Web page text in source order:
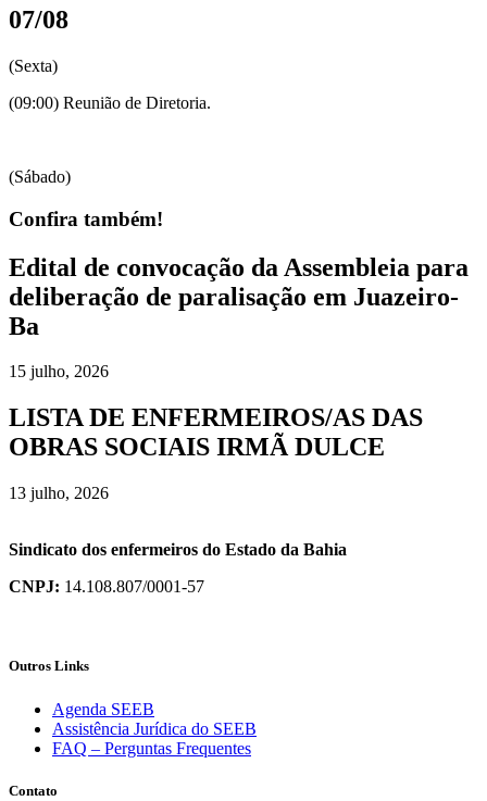
07/08
(Sexta)
(09:00) Reunião de Diretoria.
(Sábado)
Confira também!
Edital de convocação da Assembleia para
deliberação de paralisação em Juazeiro-
Ba
15 julho, 2026
LISTA DE ENFERMEIROS/AS DAS
OBRAS SOCIAIS IRMÃ DULCE
13 julho, 2026
Sindicato dos enfermeiros do Estado da Bahia
CNPJ: 14.108.807/0001-57
Outros Links
Agenda SEEB
Assistência Jurídica do SEEB
FAQ – Perguntas Frequentes
Contato